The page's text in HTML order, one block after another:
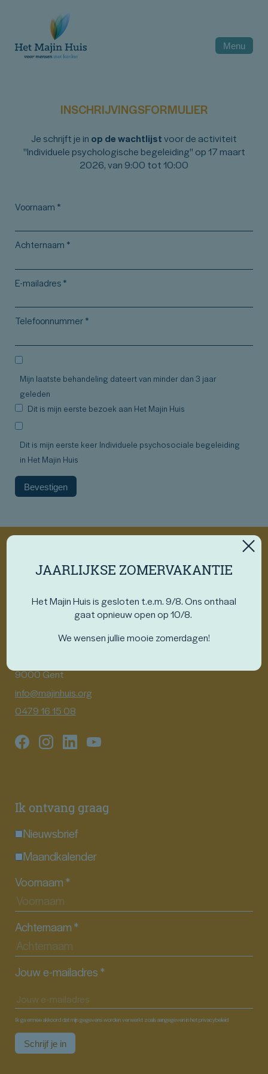
Vrijwilligerswerk
Samenwerking
Nieuws
Blog
Menu
INSCHRIJVINGSFORMULIER
Je schrijft je in op de wachtlijstvoor de activiteit
"Individuele psychologische begeleiding" op 17 maart
2026, van 9:00 tot 10:00
Voornaam *
Achternaam *
E-mailadres*
Telefoonnummer*
Mijn laatste behandeling dateert van minder dan 3 jaar
geleden
Dit is mijn eerste bezoek aan Het Majin Huis
Dit is mijn eerste keer Individuele psychosociale begeleiding
in Het Majin Huis
Bevestigen
9000 Gent
info@majinhuis.org
0479 16 15 08
Ik ontvang graag
Nieuwsbrief
Maandkalender
Voornaam*
Achternaam*
Jouw e-mailadres*
Ik ga ermee akkoord dat mijn gegevens worden verwerkt zoals aangegeven in het privacybeleid
Schrijf je in
JAARLIJKSE ZOMERVAKANTIE
Het Majin Huis is gesloten t.e.m. 9/8. Ons onthaal
gaat opnieuw open op 10/8.
We wensen jullie mooie zomerdagen!